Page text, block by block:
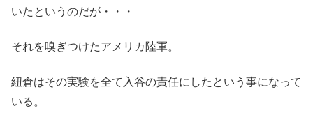
いたというのだが・・・
それを嗅ぎつけたアメリカ陸軍。
紐倉はその実験を全て入谷の責任にしたという事になって
いる。